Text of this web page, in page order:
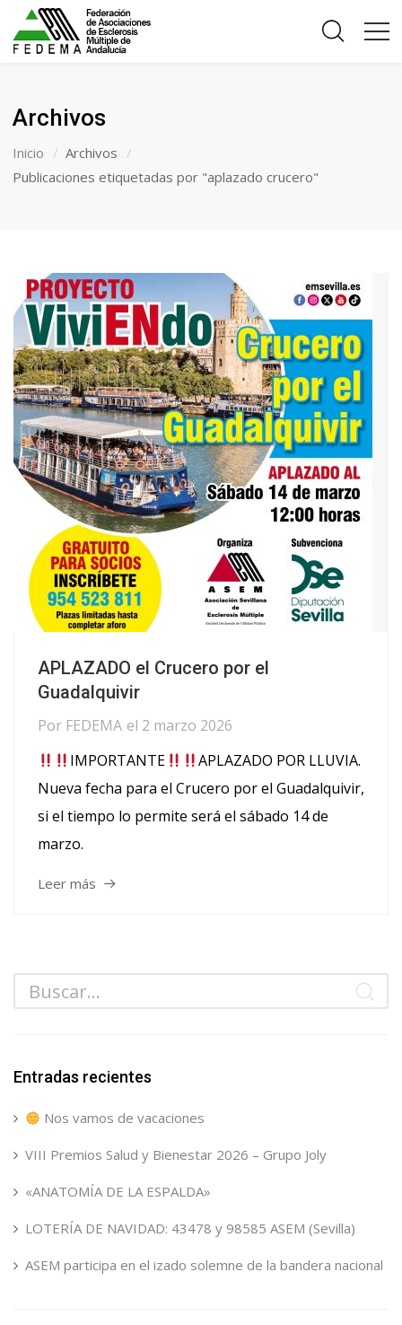
Archivos
Inicio
Archivos
Publicaciones etiquetadas por "aplazado crucero"
APLAZADO el Crucero por el
Guadalquivir
Por FEDEMA el 2 marzo 2026
IMPORTANTE
APLAZADO POR LLUVIA.
Nueva fecha para el Crucero por el Guadalquivir,
si el tiempo lo permite será el sábado 14 de
marzo.
Leer más
Entradas recientes
Nos vamos de vacaciones
VIII Premios Salud y Bienestar 2026 – Grupo Joly
«ANATOMÍA DE LA ESPALDA»
LOTERÍA DE NAVIDAD: 43478 y 98585 ASEM (Sevilla)
ASEM participa en el izado solemne de la bandera nacional